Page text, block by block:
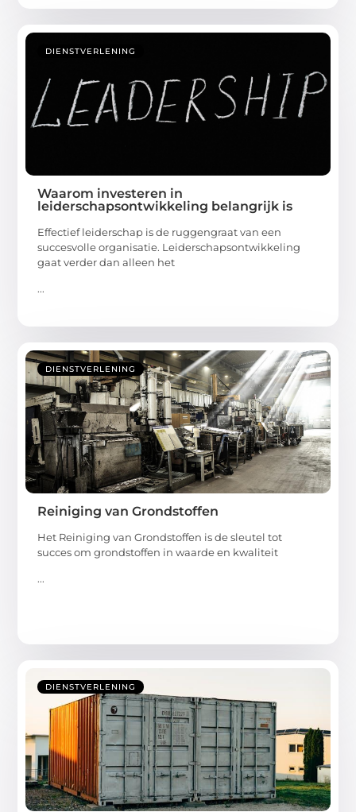
DIENSTVERLENING
Waarom investeren in
leiderschapsontwikkeling belangrijk is
Effectief leiderschap is de ruggengraat van een
succesvolle organisatie. Leiderschapsontwikkeling
gaat verder dan alleen het
...
DIENSTVERLENING
Reiniging van Grondstoffen
Het Reiniging van Grondstoffen is de sleutel tot
succes om grondstoffen in waarde en kwaliteit
...
DIENSTVERLENING